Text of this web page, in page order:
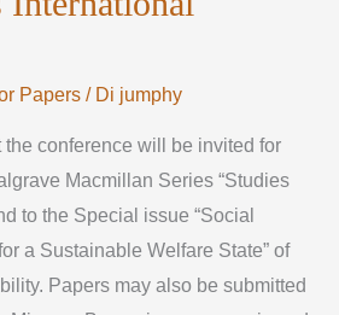
Papers/ Di jumphy
the conference will be invited for
Macmillan Series “Studies
to the Special issue “Social
a Sustainable Welfare State” of
Papers may also be submitted